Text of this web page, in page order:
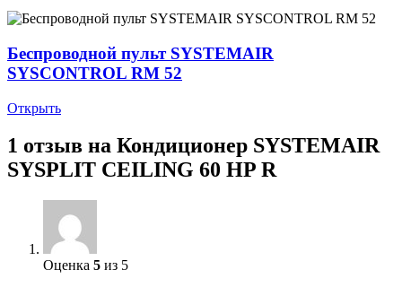
Беспроводной пульт SYSTEMAIR
SYSCONTROL RM 52
Открыть
1 отзыв на Кондиционер SYSTEMAIR
SYSPLIT CEILING 60 HP R
Оценка 5 из 5